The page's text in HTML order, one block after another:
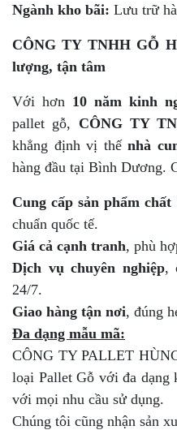
Ngành kho bãi: Lưu trữ
CÔNG TY TNHH GỖ
lượng, tận tâm
Với hơn 10 năm kinh
pallet gỗ, CÔNG TY
khẳng định vị thếnhà
hàng đầu tại Bình Dương.
Cung cấp sản phẩm chất
chuẩn quốc tế.
Giá cả cạnh tranh, phù
Dịch vụ chuyên nghiệp,
24/7.
Giao hàng tận nơi, đúng
Đa dạng mẫu mã:
CÔNG TY PALLET
loại Pallet Gỗ với đa dạng
với mọi nhu cầu sử dụng.
Chúng tôi cũng nhận sản